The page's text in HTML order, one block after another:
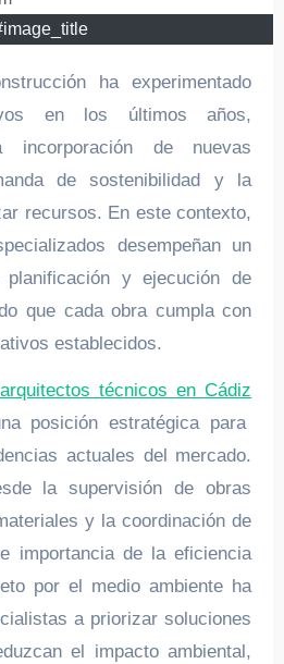
en los últimos años,
incorporación de nuevas
de sostenibilidad y la
recursos. En este contexto,
desempeñan un
y ejecución de
que cada obra cumpla con
establecidos.
técnicos en Cádiz
posición estratégica para
actuales del mercado.
la supervisión de obras
y la coordinación de
importancia de la eficiencia
por el medio ambiente ha
a priorizar soluciones
el impacto ambiental,